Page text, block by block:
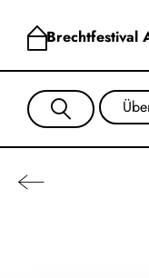
Brechtfestival